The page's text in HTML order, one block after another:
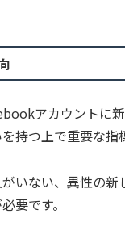
アカウントに
持つ上で重要な指
いない、異性の新
要です。